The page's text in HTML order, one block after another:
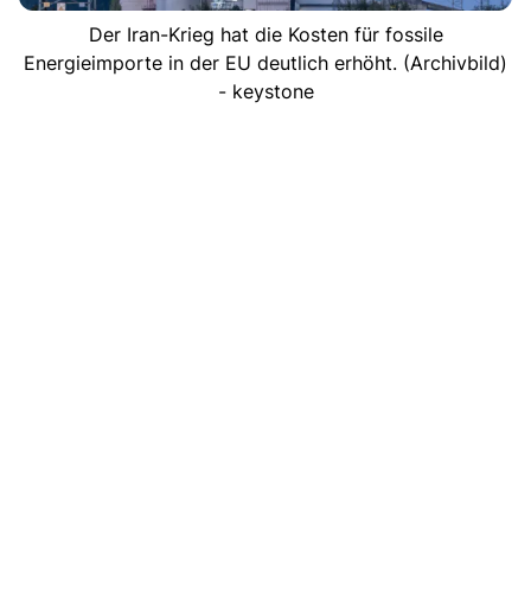
Der Iran-Krieg hat die Kosten für fossile
Energieimporte in der EU deutlich erhöht. (Archivbild)
- keystone